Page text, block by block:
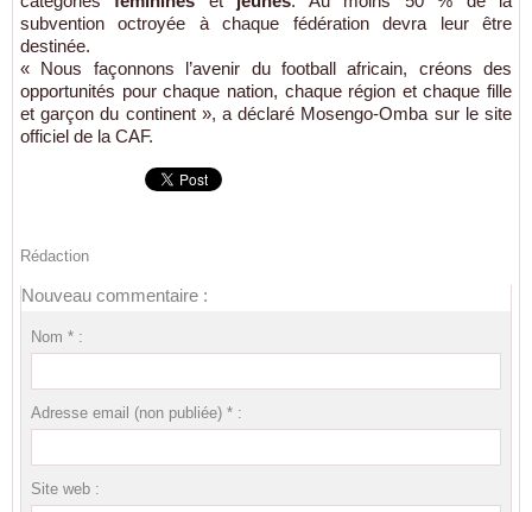
subvention octroyée à chaque fédération devra leur être
destinée.
« Nous façonnons l’avenir du football africain, créons des
opportunités pour chaque nation, chaque région et chaque fille
et garçon du continent », a déclaré Mosengo-Omba sur le site
officiel de la CAF.
Rédaction
Nouveau commentaire :
Nom * :
Adresse email (non publiée) * :
Site web :